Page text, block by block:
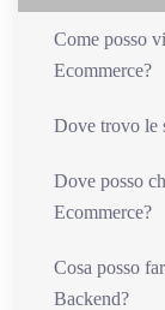
Come posso
Ecommerce?
Dove trovo le
Dove posso
Ecommerce?
Cosa posso
Backend?